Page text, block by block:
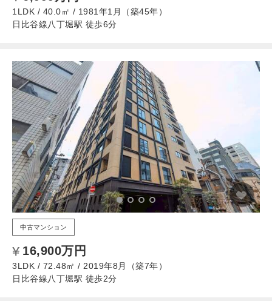
1LDK / 40.0㎡ / 1981年1月（築45年）
日比谷線八丁堀駅 徒歩6分
中古マンション
16,900万円
3LDK / 72.48㎡ / 2019年8月（築7年）
日比谷線八丁堀駅 徒歩2分